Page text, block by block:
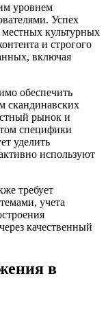
уровнем
Успех
культурных
и строгого
включая
обеспечить
скандинавских
рынок и
специфики
уделить
используют
требует
учета
качественный
в